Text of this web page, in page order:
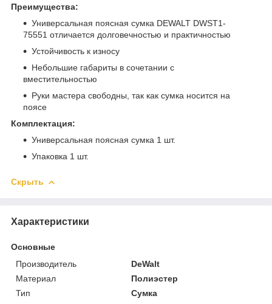
Преимущества:
Универсальная поясная сумка DEWALT DWST1-
75551 отличается долговечностью и практичностью
Устойчивость к износу
Небольшие габариты в сочетании с
вместительностью
Руки мастера свободны, так как сумка носится на
поясе
Комплектация:
Универсальная поясная сумка 1 шт.
Упаковка 1 шт.
Скрыть
Характеристики
Основные
Производитель
DeWalt
Материал
Полиэстер
Тип
Сумка